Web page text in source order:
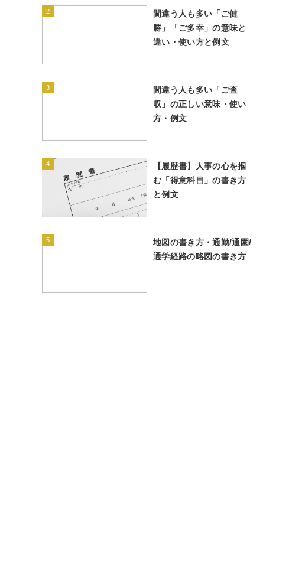
2
間違う人も多い「ご健
勝」「ご多幸」の意味と
違い・使い方と例文
3
間違う人も多い「ご査
収」の正しい意味・使い
方・例文
4
【履歴書】人事の心を掴
む「得意科目」の書き方
と例文
5
地図の書き方・通勤/通園/
通学経路の略図の書き方